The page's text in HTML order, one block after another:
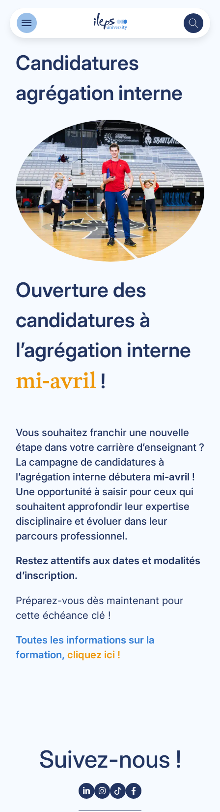
Candidatures
agrégation interne
Ouverture des
candidatures à
l’agrégation interne
mi-avril !
Vous souhaitez franchir une nouvelle
étape dans votre carrière d’enseignant ?
La campagne de candidatures à
l’agrégation interne débutera mi-avril !
Une opportunité à saisir pour ceux qui
souhaitent approfondir leur expertise
disciplinaire et évoluer dans leur
parcours professionnel.
Restez attentifs aux dates et modalités
d’inscription.
Préparez-vous dès maintenant pour
cette échéance clé !
Toutes les informations sur la
formation, cliquez ici !
Suivez-nous !